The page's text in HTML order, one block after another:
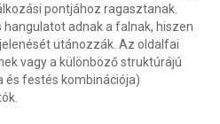
pontjához ragasztanak.
adnak a falnak, hiszen
utánozzák. Az oldalfai
vagy a különböző struktúrájú
és festés kombinációja)